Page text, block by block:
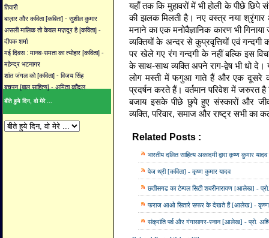
तिवारी
बाज़ार और कविता [कविता] - सुशील कुमार
असली मालिक तो केवल मज़दूर है [कविता] -
दीपक शर्मा
मई दिवस : मानव-समता का त्योहार [कविता] -
महेन्द्र भटनागर
शांत जंगल को [कविता] - विजय सिंह
बचपन [बाल साहित्य] - अमिता कौंदल
बीते हुये दिन, वो मेरे ...
यहाँ तक कि मुहावरों में भी होली के पीछे
की झलक मिलती है। नए वस्त्र नया श्रृंगार
मनाने का एक मनोवैज्ञानिक कारण भी
व्यक्तियों के अन्दर से कुप्रवृत्तियों एवं गन्दगी
पर खेले गए रंग गन्दगी के नहीं बल्कि इस
के साथ-साथ व्यक्ति अपने राग-द्वेष भी धो
लोग मस्ती में फगुआ गाते हैं और एक दूसरे
प्रदर्षन करते हैं। वर्तमान परिवेश में जरुरत है
बजाय इसके पीछे छुपे हुए संस्कारों और
व्यक्ति, परिवार, समाज और राष्ट्र सभी का
Related Posts :
भारतीय दलित साहित्य अकादमी द्वारा कृष्ण कुमार
पेज थ्री [कविता] - कृष्ण कुमार यादव
छतीसगढ का टेम्पल सिटी शबरीनारायण [आलेख] - प्रो.
फराज आओ सितारे सफर के देखते हैं [आलेख] - कृष्ण
संक्रांति पर्व और गंगासागर-स्नान [आलेख] - प्रो.